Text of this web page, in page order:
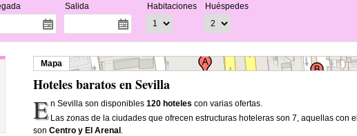
Salida Habitaciones Huéspedes
Mapa
Hoteles baratos en Sevilla
E n Sevilla son disponibles120 hoteles con varias ofertas.
Las zonas de la ciudades que ofrecen estructuras hoteleras son 7, aquellas con
son Centro y El Arenal .